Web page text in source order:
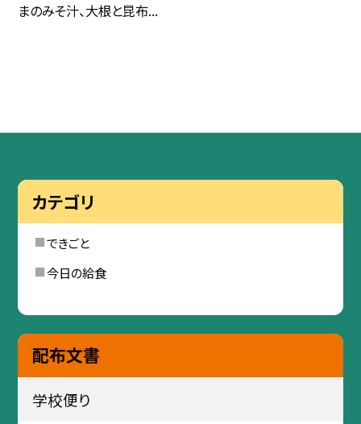
まのみそ汁、大根と昆布...
カテゴリ
できごと
今日の給食
配布文書
学校便り